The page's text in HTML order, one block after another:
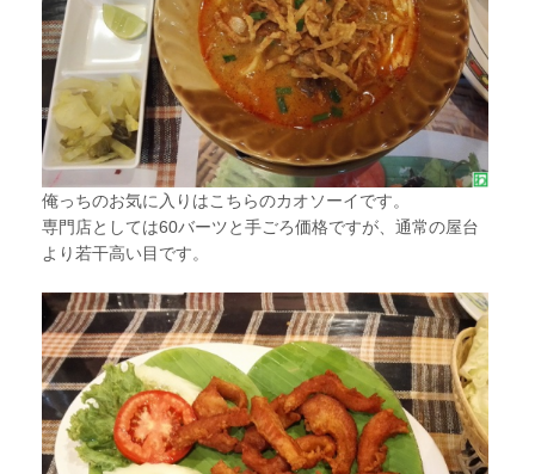
俺っちのお気に入りはこちらのカオソーイです。
専門店としては60バーツと手ごろ価格ですが、通常の屋台
より若干高い目です。